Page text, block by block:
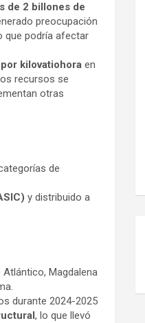
de 2 billones de
preocupación
que podría afectar
kilovatio­hora en
recursos se
otras
de
y distribuido a
Magdalena
durante 2024-2025
, lo que llevó